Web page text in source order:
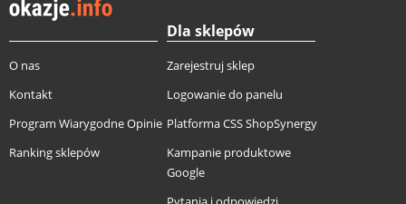
O nas
Kontakt
Program Wiarygodne Opinie
Ranking sklepów
Dla sklepów
Zarejestruj sklep
Logowanie do panelu
Platforma CSS ShopSynergy
Kampanie produktowe
Google